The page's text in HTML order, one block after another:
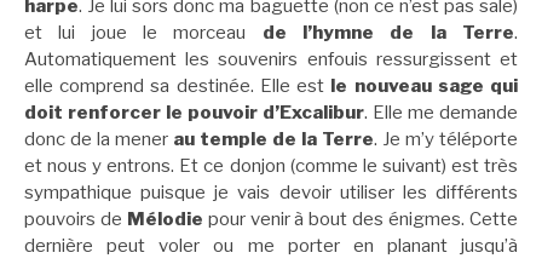
harpe. Je lui sors donc ma baguette (non ce n’est pas sale)
et lui joue le morceau de l’hymne de la Terre.
Automatiquement les souvenirs enfouis ressurgissent et
elle comprend sa destinée. Elle est le nouveau sage qui
doit renforcer le pouvoir d’Excalibur. Elle me demande
donc de la mener au temple de la Terre. Je m’y téléporte
et nous y entrons. Et ce donjon (comme le suivant) est très
sympathique puisque je vais devoir utiliser les différents
pouvoirs de Mélodie pour venir à bout des énigmes. Cette
dernière peut voler ou me porter en planant jusqu’à